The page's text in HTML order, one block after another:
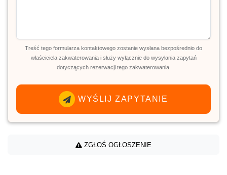
Treść tego formularza kontaktowego zostanie wysłana bezpośrednio do
właściciela zakwaterowania i służy wyłącznie do wysyłania zapytań
dotyczących rezerwacji tego zakwaterowania.
WYŚLIJ ZAPYTANIE
ZGŁOŚ OGŁOSZENIE